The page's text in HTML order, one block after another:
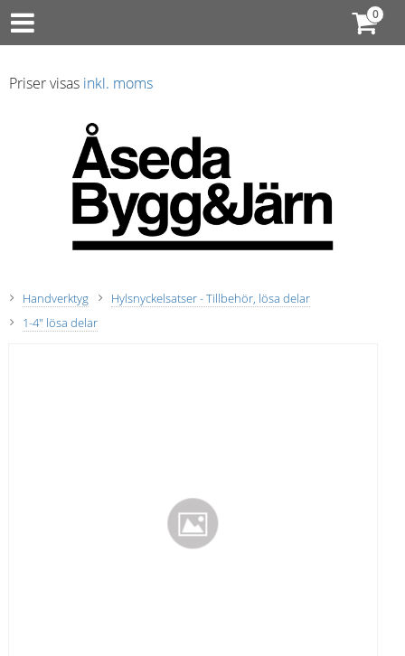
Priser visas inkl. moms
Handverktyg
Hylsnyckelsatser - Tillbehör, lösa delar
1-4" lösa delar